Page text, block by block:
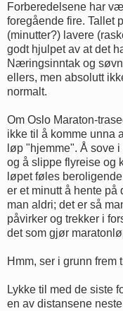
Forberedelsene har
foregående fire. Tallet
(minutter?) lavere
godt hjulpet av at det
Næringsinntak og
ellers, men absolutt
normalt.
Om Oslo Maraton-
ikke til å komme unna
løp "hjemme". Å sove
og å slippe flyreise og
løpet føles
er et minutt å hente på
man aldri; det er så
påvirker og trekker i
det som gjør
Hmm, ser i grunn frem
Lykke til med de siste
en av distansene